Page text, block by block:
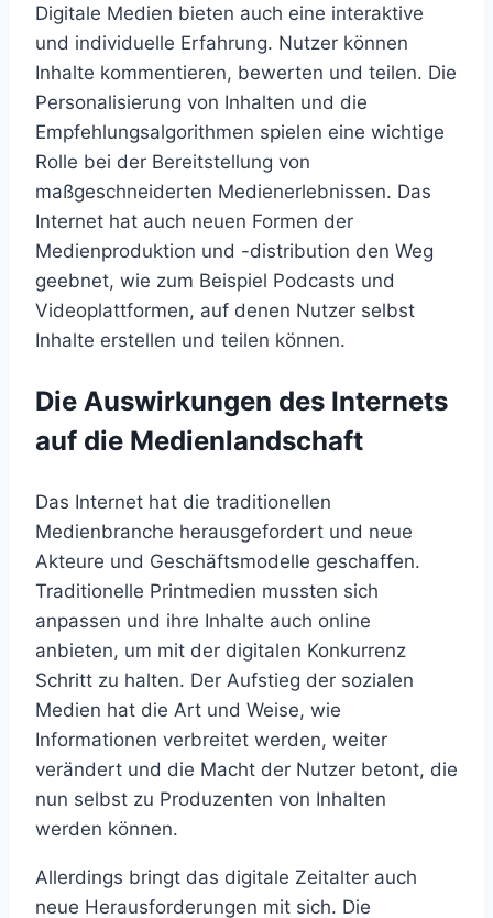
Digitale Medien bieten auch eine interaktive
und individuelle Erfahrung. Nutzer können
Inhalte kommentieren, bewerten und teilen. Die
Personalisierung von Inhalten und die
Empfehlungsalgorithmen spielen eine wichtige
Rolle bei der Bereitstellung von
maßgeschneiderten Medienerlebnissen. Das
Internet hat auch neuen Formen der
Medienproduktion und -distribution den Weg
geebnet, wie zum Beispiel Podcasts und
Videoplattformen, auf denen Nutzer selbst
Inhalte erstellen und teilen können.
Die Auswirkungen des Internets
auf die Medienlandschaft
Das Internet hat die traditionellen
Medienbranche herausgefordert und neue
Akteure und Geschäftsmodelle geschaffen.
Traditionelle Printmedien mussten sich
anpassen und ihre Inhalte auch online
anbieten, um mit der digitalen Konkurrenz
Schritt zu halten. Der Aufstieg der sozialen
Medien hat die Art und Weise, wie
Informationen verbreitet werden, weiter
verändert und die Macht der Nutzer betont, die
nun selbst zu Produzenten von Inhalten
werden können.
Allerdings bringt das digitale Zeitalter auch
neue Herausforderungen mit sich. Die